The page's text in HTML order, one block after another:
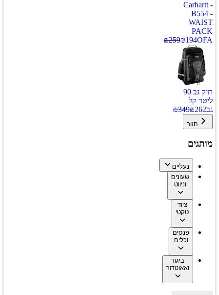
₪194
₪259
תיק גב 90
קל
₪
₪349
נעליים
שעונים
ציוד
פנסים
ביגוד
ואאוטדור